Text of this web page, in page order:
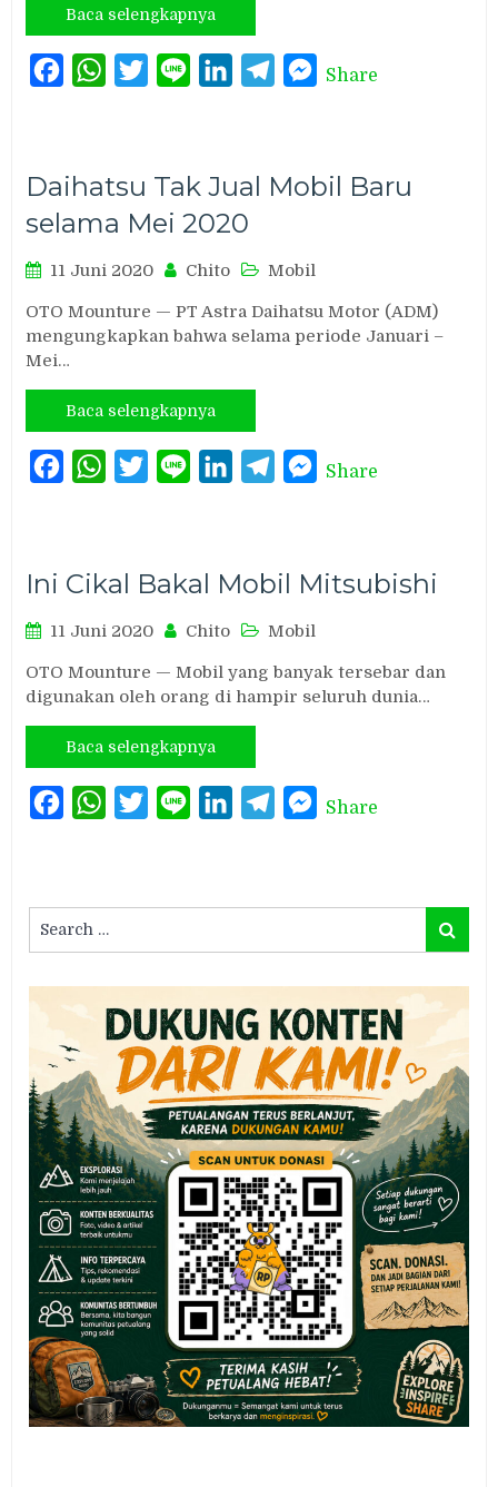
Baca selengkapnya
FacebookWhatsAppTwitterLine LinkedInTelegramMessenger
Share
Daihatsu Tak Jual Mobil Baru
selama Mei 2020
11 Juni 2020 Chito Mobil
OTO Mounture — PT Astra Daihatsu Motor (ADM)
mengungkapkan bahwa selama periode Januari –
Mei…
Baca selengkapnya
FacebookWhatsAppTwitterLine LinkedInTelegramMessenger
Share
Ini Cikal Bakal Mobil Mitsubishi
11 Juni 2020 Chito Mobil
OTO Mounture — Mobil yang banyak tersebar dan
digunakan oleh orang di hampir seluruh dunia…
Baca selengkapnya
FacebookWhatsAppTwitterLine LinkedInTelegramMessenger
Share
for:
Search